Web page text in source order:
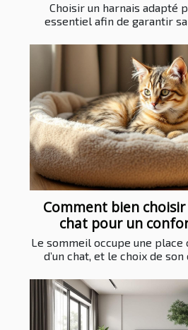
Choisir un harnais adapté
essentiel afin de garantir
Comment bien
chat pour un
Le sommeil occupe une place
d’un chat, et le choix de son